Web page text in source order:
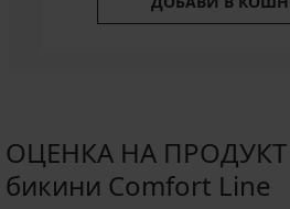
ОЦЕНКА НА ПРОДУКТ
бикини Comfort Line